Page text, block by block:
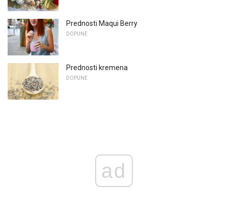
Prednosti Maqui Berry
DOPUNE
Prednosti kremena
DOPUNE
ad